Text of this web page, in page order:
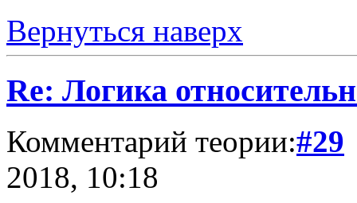
Вернуться наверх
Re: Логика
Комментарий теории:#29
2018, 10:18